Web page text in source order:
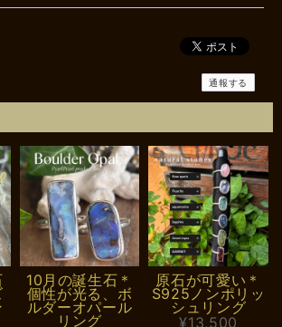
通報する
10月の誕生石＊
個性が光る、ボ
ルダーオパール
リング
原石が可愛い＊
S925ノンポリッ
シュリング
¥13,500